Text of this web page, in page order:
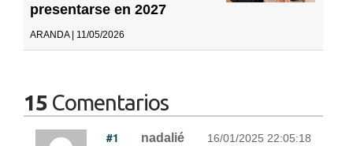
presentarse en 2027
ARANDA | 11/05/2026
15 Comentarios
#1 nadalié 16/01/2025 22:05:18